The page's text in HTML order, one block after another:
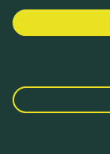
presso il